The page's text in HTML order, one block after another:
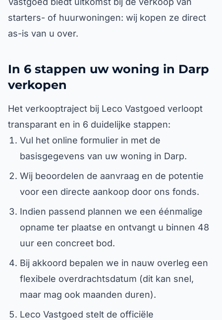
starters- of huurwoningen: wij kopen ze direct
as-is van u over.
In 6 stappen uw woning in Darp
verkopen
Het verkooptraject bij Leco Vastgoed verloopt
transparant en in 6 duidelijke stappen:
Vul het online formulier in met de
basisgegevens van uw woning in Darp.
Wij beoordelen de aanvraag en de potentie
voor een directe aankoop door ons fonds.
Indien passend plannen we een éénmalige
opname ter plaatse en ontvangt u binnen 48
uur een concreet bod.
Bij akkoord bepalen we in nauw overleg een
flexibele overdrachtsdatum (dit kan snel,
maar mag ook maanden duren).
Leco Vastgoed stelt de officiële